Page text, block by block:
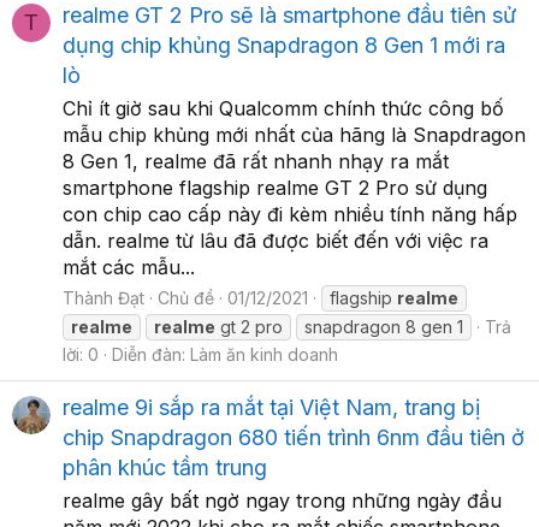
T
realme GT 2 Pro sẽ là smartphone đầu tiên sử
dụng chip khủng Snapdragon 8 Gen 1 mới ra
lò
Chỉ ít giờ sau khi Qualcomm chính thức công bố
mẫu chip khủng mới nhất của hãng là Snapdragon
8 Gen 1, realme đã rất nhanh nhạy ra mắt
smartphone flagship realme GT 2 Pro sử dụng
con chip cao cấp này đi kèm nhiều tính năng hấp
dẫn. realme từ lâu đã được biết đến với việc ra
mắt các mẫu...
Thành Đạt Chủ đề 01/12/2021 flagship realme
realme
realme gt 2 pro snapdragon 8 gen 1
Trả
lời: 0
Diễn đàn: Làm ăn kinh doanh
realme 9i sắp ra mắt tại Việt Nam, trang bị
chip Snapdragon 680 tiến trình 6nm đầu tiên ở
phân khúc tầm trung
realme gây bất ngờ ngay trong những ngày đầu